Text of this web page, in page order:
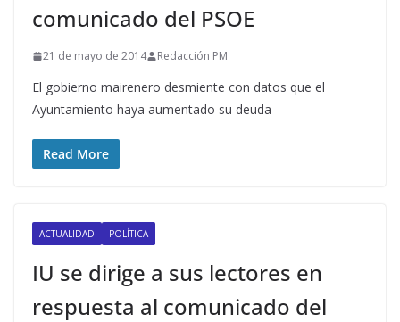
comunicado del PSOE
21 de mayo de 2014 Redacción PM
El gobierno mairenero desmiente con datos que el
Ayuntamiento haya aumentado su deuda
Read More
ACTUALIDAD POLÍTICA
IU se dirige a sus lectores en
respuesta al comunicado del